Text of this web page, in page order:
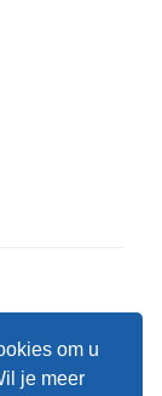
om u
je meer